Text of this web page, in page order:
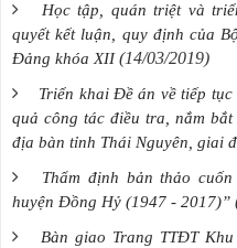
Học tập, quán triệt và
quyết kết luận, quy định của
Đảng khóa XII (14/03/2019)
Triển khai Đề án về tiếp
quả công tác điều tra, nắm
địa bàn tỉnh Thái Nguyên, giai
Thẩm định bản thảo
huyện Đồng Hỷ (1947 - 2017)”
Bàn giao Trang TTĐT